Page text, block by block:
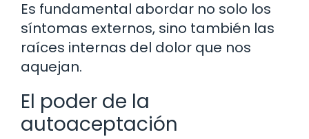
Es fundamental abordar no solo los
síntomas externos, sino también las
raíces internas del dolor que nos
aquejan.
El poder de la
autoaceptación